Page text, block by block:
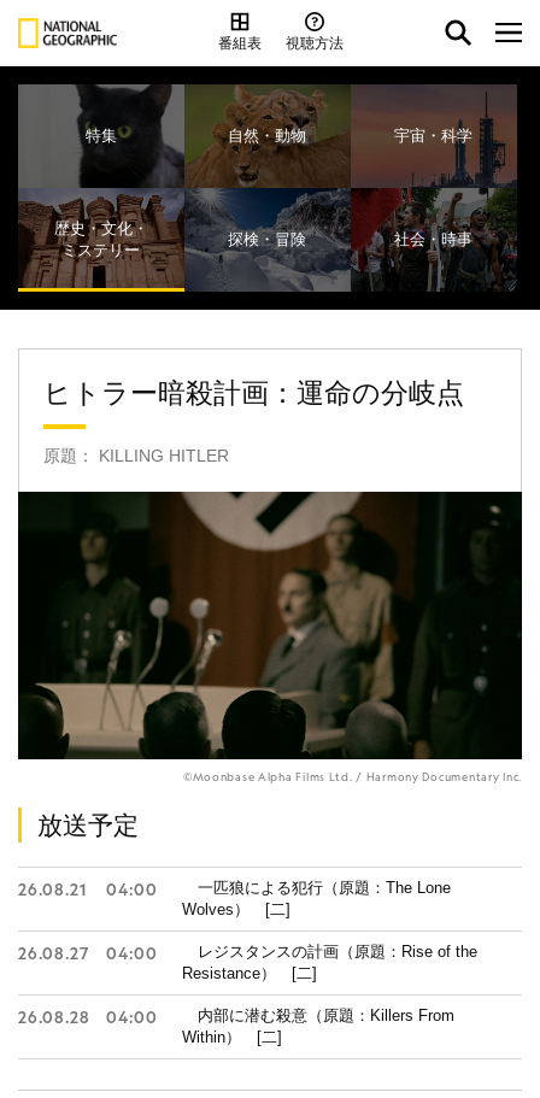
番組表 視聴方法
特集 自然・動物 宇宙・科学
歴史・文化・
ミステリー
探検・冒険 社会・時事
ヒトラー暗殺計画：運命の分岐点
原題： KILLING HITLER
©Moonbase Alpha Films Ltd. / Harmony Documentary Inc.
放送予定
26.08.21 04:00
一匹狼による犯行（原題：The Lone
Wolves） [二]
26.08.27 04:00
レジスタンスの計画（原題：Rise of the
Resistance） [二]
26.08.28 04:00
内部に潜む殺意（原題：Killers From
Within） [二]